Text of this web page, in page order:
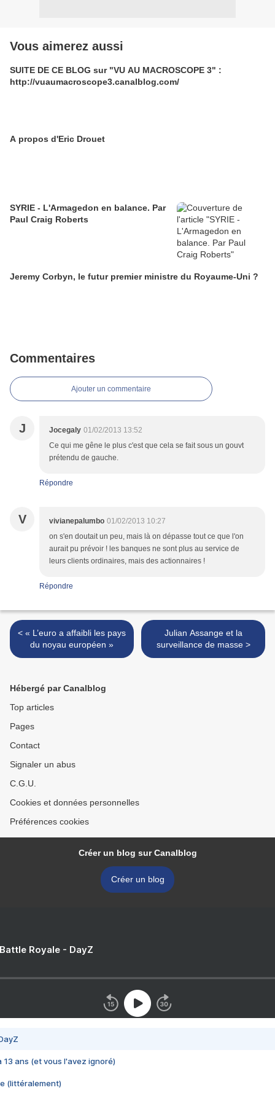
Vous aimerez aussi
SUITE DE CE BLOG sur "VU AU MACROSCOPE 3" :
http://vuaumacroscope3.canalblog.com/
A propos d'Eric Drouet
SYRIE - L'Armagedon en balance. Par
Paul Craig Roberts
Jeremy Corbyn, le futur premier ministre du Royaume-Uni ?
Commentaires
Ajouter un commentaire
J Jocegaly 01/02/2013 13:52
Ce qui me gêne le plus c'est que cela se fait sous un gouvt
prétendu de gauche.
Répondre
V vivianepalumbo 01/02/2013 10:27
on s'en doutait un peu, mais là on dépasse tout ce que l'on
aurait pu prévoir ! les banques ne sont plus au service de
leurs clients ordinaires, mais des actionnaires !
Répondre
< « L’euro a affaibli les pays
du noyau européen »
Julian Assange et la
surveillance de masse >
Hébergé par Canalblog
Top articles
Pages
Contact
Signaler un abus
C.G.U.
Cookies et données personnelles
Préférences cookies
Créer un blog sur Canalblog
Créer un blog
Royale - DayZ
13 ans (et vous l'avez ignoré)
(littéralement)